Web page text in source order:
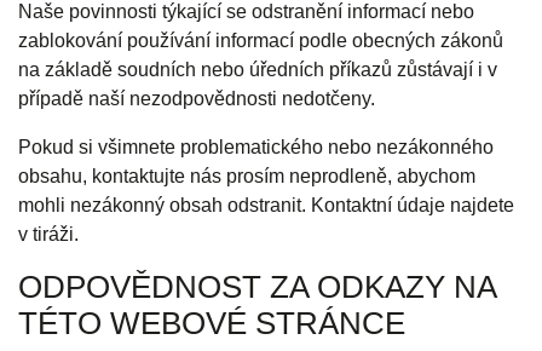
Naše povinnosti týkající se odstranění informací nebo
zablokování používání informací podle obecných zákonů
na základě soudních nebo úředních příkazů zůstávají i v
případě naší nezodpovědnosti nedotčeny.
Pokud si všimnete problematického nebo nezákonného
obsahu, kontaktujte nás prosím neprodleně, abychom
mohli nezákonný obsah odstranit. Kontaktní údaje najdete
v tiráži.
ODPOVĚDNOST ZA ODKAZY NA
TÉTO WEBOVÉ STRÁNCE